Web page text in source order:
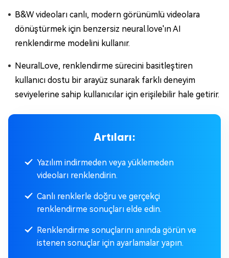
B&W videoları canlı, modern görünümlü videolara
dönüştürmek için benzersiz neural.love'ın AI
renklendirme modelini kullanır.
NeuralLove, renklendirme sürecini basitleştiren
kullanıcı dostu bir arayüz sunarak farklı deneyim
seviyelerine sahip kullanıcılar için erişilebilir hale getirir.
Artıları:
Yazılım indirmeden veya yüklemeden
videoları renklendirin.
Canlı renklerle doğru ve gerçekçi
renklendirme sonuçları elde edin.
Renklendirme sonuçlarını anında görün ve
istenen sonuçlar için ayarlamalar yapın.